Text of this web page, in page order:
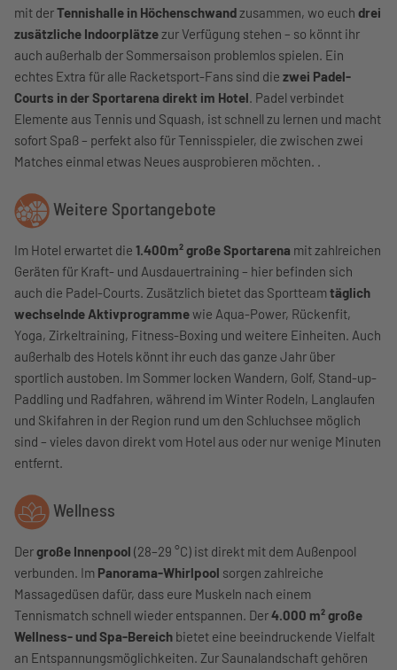
mit derTennishalle in Höchenschwandzusammen, wo euch drei
zusätzliche Indoorplätzezur Verfügung stehen – so könnt ihr
auch außerhalb der Sommersaison problemlos spielen. Ein
echtes Extra für alle Racketsport-Fans sind die zwei Padel-
Courts in der Sportarena direkt im Hotel. Padel verbindet
Elemente aus Tennis und Squash, ist schnell zu lernen und macht
sofort Spaß – perfekt also für Tennisspieler, die zwischen zwei
Matches einmal etwas Neues ausprobieren möchten. .
Weitere Sportangebote
Im Hotel erwartet die 1.400m² große Sportarena mit zahlreichen
Geräten für Kraft- und Ausdauertraining – hier befinden sich
auch die Padel-Courts. Zusätzlich bietet das Sportteamtäglich
wechselnde Aktivprogrammewie Aqua-Power, Rückenfit,
Yoga, Zirkeltraining, Fitness-Boxing und weitere Einheiten. Auch
außerhalb des Hotels könnt ihr euch das ganze Jahr über
sportlich austoben. Im Sommer locken Wandern, Golf, Stand-up-
Paddling und Radfahren, während im Winter Rodeln, Langlaufen
und Skifahren in der Region rund um den Schluchsee möglich
sind – vieles davon direkt vom Hotel aus oder nur wenige Minuten
entfernt.
Wellness
Dergroße Innenpool (28–29 °C) ist direkt mit dem Außenpool
verbunden. Im Panorama-Whirlpool sorgen zahlreiche
Massagedüsen dafür, dass eure Muskeln nach einem
Tennismatch schnell wieder entspannen. Der4.000 m² große
Wellness- und Spa-Bereich bietet eine beeindruckende Vielfalt
an Entspannungsmöglichkeiten. Zur Saunalandschaft gehören